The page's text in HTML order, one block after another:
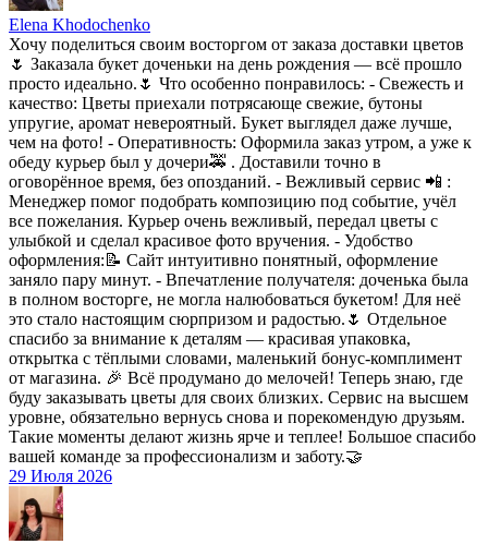
Elena Khodochenko
Хочу поделиться своим восторгом от заказа доставки цветов
🌷 Заказала букет доченьки на день рождения — всё прошло
просто идеально.🌷 Что особенно понравилось: - Свежесть и
качество: Цветы приехали потрясающе свежие, бутоны
упругие, аромат невероятный. Букет выглядел даже лучше,
чем на фото! - Оперативность: Оформила заказ утром, а уже к
обеду курьер был у дочери🚕 . Доставили точно в
оговорённое время, без опозданий. - Вежливый сервис 📲 :
Менеджер помог подобрать композицию под событие, учёл
все пожелания. Курьер очень вежливый, передал цветы с
улыбкой и сделал красивое фото вручения. - Удобство
оформления:📝 Сайт интуитивно понятный, оформление
заняло пару минут. - Впечатление получателя: доченька была
в полном восторге, не могла налюбоваться букетом! Для неё
это стало настоящим сюрпризом и радостью.🌷 Отдельное
спасибо за внимание к деталям — красивая упаковка,
открытка с тёплыми словами, маленький бонус-комплимент
от магазина. 🎉 Всё продумано до мелочей! Теперь знаю, где
буду заказывать цветы для своих близких. Сервис на высшем
уровне, обязательно вернусь снова и порекомендую друзьям.
Такие моменты делают жизнь ярче и теплее! Большое спасибо
вашей команде за профессионализм и заботу.🤝
29 Июля 2026